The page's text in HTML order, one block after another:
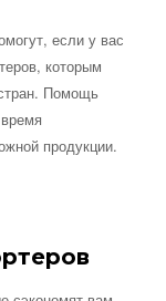
если у вас
которым
Помощь
продукции.